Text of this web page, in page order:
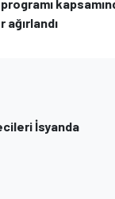
programı
İsyanda